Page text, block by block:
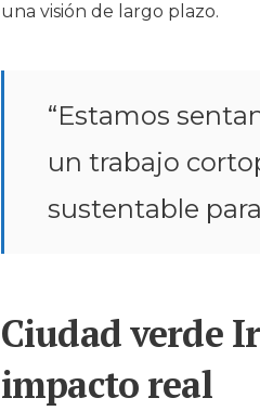
una visión de largo plazo.
“Estamos
un trabajo
sustentable
Ciudad verde
impacto real